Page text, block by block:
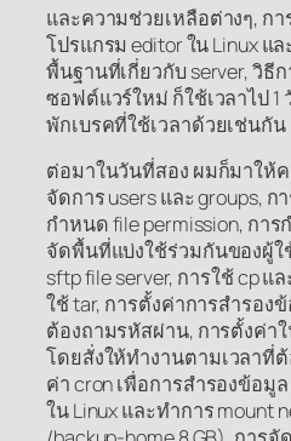
และความช่วยเหลือต่างๆ, ก
โปรแกรม editor ใน Linux แ
พื้นฐานที่เกี่ยวกับ server, วิธี
ซอฟต์แวร์ใหม่ ก็ใช้เวลาไป 1
พักเบรคที่ใช้เวลาด้วยเช่นกัน
ต่อมาในวันที่สอง ผมก็มาให้ค
จัดการ users และ groups, ก
กำหนด file permission, การ
จัดพื้นที่แบ่งใช้ร่วมกันของผู้ใ
sftp file server, การใช้ cp แ
ใช้ tar, การตั้งค่าการสำรอง
ต้องถามรหัสผ่าน, การตั้งค่า
โดยสั่งให้ทำงานตามเวลาที่
ค่า cron เพื่อการสำรองข้อมู
ใน Linux และทำการ mount